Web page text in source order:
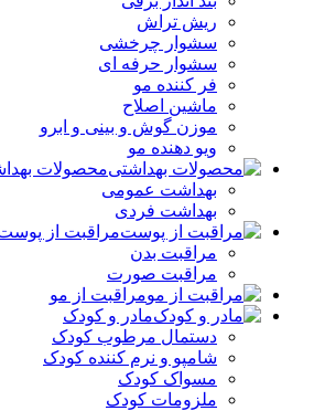
ریش تراش
سشوار چرخشی
سشوار حرفه ای
فر کننده‌ مو
ماشین اصلاح
موزن گوش و بینی و ابرو
ویو دهنده مو
محصولات بهداشتی
بهداشت عمومی
بهداشت فردی
مراقبت از پوست
مراقبت بدن
مراقبت صورت
مراقبت از مو
مادر و کودک
دستمال مرطوب کودک
شامپو و نرم کننده کودک
مسواک کودک
ملزومات کودک